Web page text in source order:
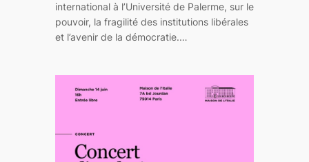
international à l’Université de Palerme, sur le
pouvoir, la fragilité des institutions libérales
et l’avenir de la démocratie.…